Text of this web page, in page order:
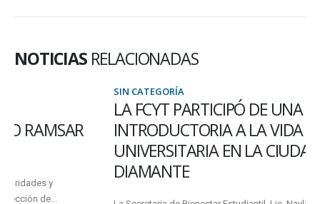
NOTICIAS RELACIONADAS
LA FCYT PARTICIPÓ DE UNA CHARLA
INTRODUCTORIA A LA VIDA
UNIVERSITARIA EN LA CIUDAD DE